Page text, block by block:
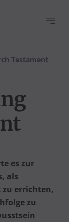
Testament
es zur
als
zu errichten,
zu